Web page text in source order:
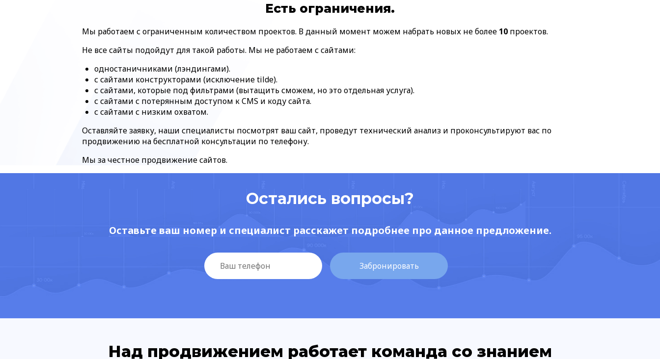
Есть ограничения.
Мы работаем с ограниченным количеством проектов. В данный момент можем набрать новых не более 10 проектов.
Не все сайты подойдут для такой работы. Мы не работаем с сайтами:
одностаничниками (лэндингами).
с сайтами конструкторами (исключение tilde).
с сайтами, которые под фильтрами (вытащить сможем, но это отдельная услуга).
с сайтами с потерянным доступом к CMS и коду сайта.
с сайтами с низким охватом.
Оставляйте заявку, наши специалисты посмотрят ваш сайт, проведут технический анализ и проконсультируют вас по
продвижению на бесплатной консультации по телефону.
Мы за честное продвижение сайтов.
Остались вопросы?
Оставьте ваш номер и специалист расскажет подробнее про данное предложение.
Над продвижением работает команда со знанием